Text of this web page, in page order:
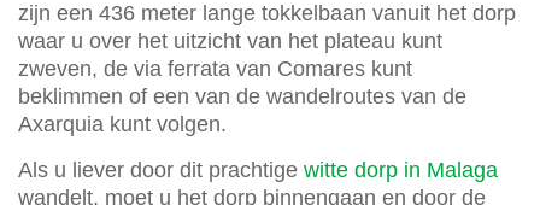
zijn een 436 meter lange tokkelbaan vanuit het dorp
waar u over het uitzicht van het plateau kunt
zweven, de via ferrata van Comares kunt
beklimmen of een van de wandelroutes van de
Axarquia kunt volgen.
Als u liever door dit prachtige witte dorp in Malaga
wandelt, moet u het dorp binnengaan en door de